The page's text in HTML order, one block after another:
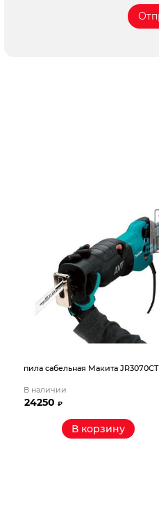
пила сабельная Макита JR3070CT
В наличии
24250₽
В корзину